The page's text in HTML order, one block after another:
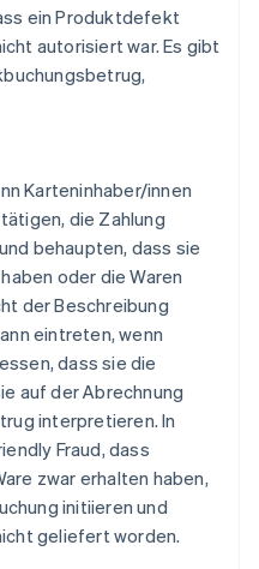
ein Produktdefekt
autorisiert war. Es gibt
Karteninhaber/innen
die Zahlung
behaupten, dass sie
oder die Waren
der Beschreibung
eintreten, wenn
dass sie die
auf der Abrechnung
interpretieren. In
Fraud, dass
zwar erhalten haben,
initiieren und
geliefert worden.